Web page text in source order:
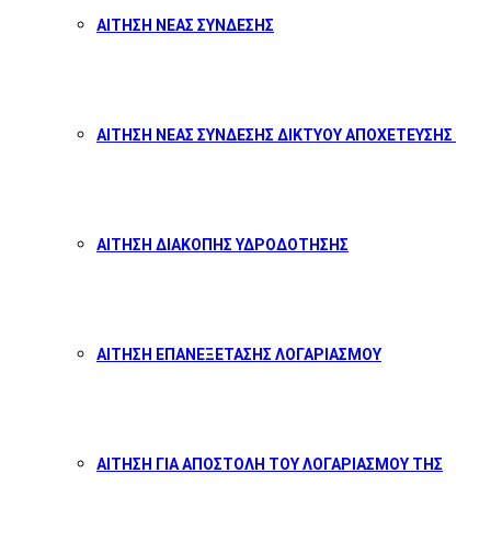
ΑΙΤΗΣΗ ΝΕΑΣ ΣΥΝΔΕΣΗΣ
ΑΙΤΗΣΗ ΝΕΑΣ ΣΥΝΔΕΣΗΣ ΔΙΚΤΥΟΥ ΑΠΟΧΕΤΕΥΣΗΣ
ΑΙΤΗΣΗ ΔΙΑΚΟΠΗΣ ΥΔΡΟΔΟΤΗΣΗΣ
ΑΙΤΗΣΗ ΕΠΑΝΕΞΕΤΑΣΗΣ ΛΟΓΑΡΙΑΣΜΟΥ
ΑΙΤΗΣΗ ΓΙΑ ΑΠΟΣΤΟΛΗ ΤΟΥ ΛΟΓΑΡΙΑΣΜΟΥ ΤΗΣ